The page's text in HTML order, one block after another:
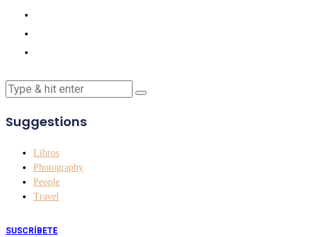
Suggestions
Libros
Photography
People
Travel
SUSCRÍBETE